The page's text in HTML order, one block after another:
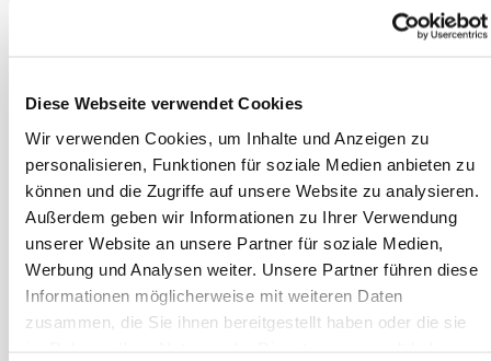
Diese Webseite verwendet Cookies
Wir verwenden Cookies, um Inhalte und Anzeigen zu
personalisieren, Funktionen für soziale Medien anbieten zu
können und die Zugriffe auf unsere Website zu analysieren.
Außerdem geben wir Informationen zu Ihrer Verwendung
unserer Website an unsere Partner für soziale Medien,
Werbung und Analysen weiter. Unsere Partner führen diese
Informationen möglicherweise mit weiteren Daten
zusammen, die Sie ihnen bereitgestellt haben oder die sie
Sie möchten ein individuelles Angebot?
Mein Konto
INFORMATION
Zahlungsarten
Allgemeine Geschäftsbedingungen
Widerrufsrecht
Datenschutz
Disclaimer